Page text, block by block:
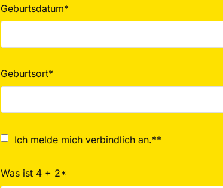
Geburtsdatum*
Geburtsort*
Ich melde mich verbindlich an.**
Was ist 4 + 2*